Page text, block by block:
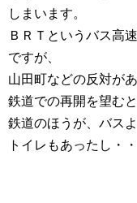
しまいます。
ＢＲＴというバス高
ですが、
山田町などの反対が
鉄道での再開を望む
鉄道のほうが、バス
トイレもあったし・・